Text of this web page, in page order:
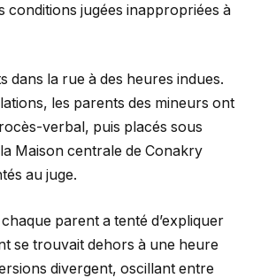
conditions jugées inappropriées à
dans la rue à des heures indues.
les parents des mineurs ont
verbal, puis placés sous
Maison centrale de Conakry
au juge.
parent a tenté d’expliquer
se trouvait dehors à une heure
divergent, oscillant entre